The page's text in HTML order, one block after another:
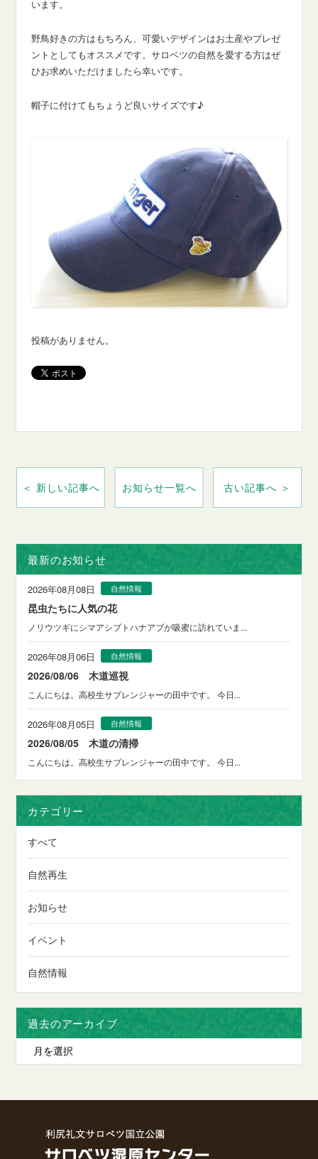
います。
野鳥好きの方はもちろん、可愛いデザインはお土産やプレゼ
ントとしてもオススメです。サロベツの自然を愛する方はぜ
ひお求めいただけましたら幸いです。
帽子に付けてもちょうど良いサイズです♪
投稿がありません。
＜ 新しい記事へ お知らせ一覧へ 古い記事へ ＞
最新のお知らせ
2026年08月08日 自然情報
昆虫たちに人気の花
ノリウツギにシマアシブトハナアブが吸蜜に訪れていま...
2026年08月06日 自然情報
2026/08/06 木道巡視
こんにちは。高校生サブレンジャーの田中です。 今日...
2026年08月05日 自然情報
2026/08/05 木道の清掃
こんにちは。高校生サブレンジャーの田中です。 今日...
カテゴリー
すべて
自然再生
お知らせ
イベント
自然情報
過去のアーカイブ